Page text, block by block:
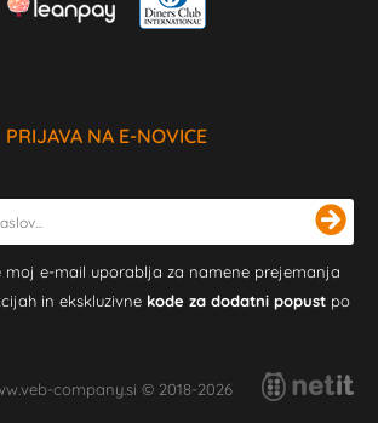
PRIJAVA NA E-NOVICE
moj e-mail uporablja za namene prejemanja
in ekskluzivne kode za dodatni popust po
company.si © 2018-2026